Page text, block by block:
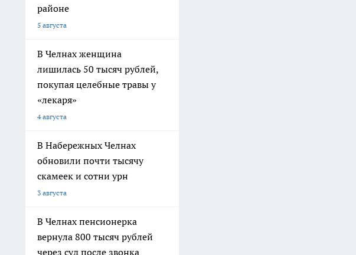
районе
5 августа
В Челнах женщина
лишилась 50 тысяч рублей,
покупая целебные травы у
«лекаря»
4 августа
В Набережных Челнах
обновили почти тысячу
скамеек и сотни урн
3 августа
В Челнах пенсионерка
вернула 800 тысяч рублей
через суд после звонка